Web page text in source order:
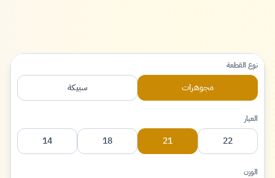
نوع القطعة
مجوهرات سبيكة
العيار
22
21
18
14
الوزن